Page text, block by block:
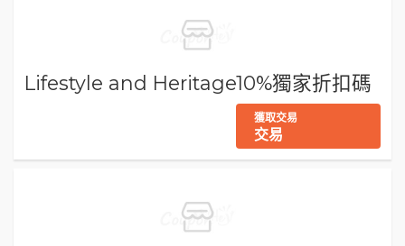
Lifestyle and Heritage10%獨家折扣碼
獲取交易
交易